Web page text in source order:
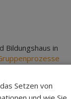
Bildungshaus in
Setzen von